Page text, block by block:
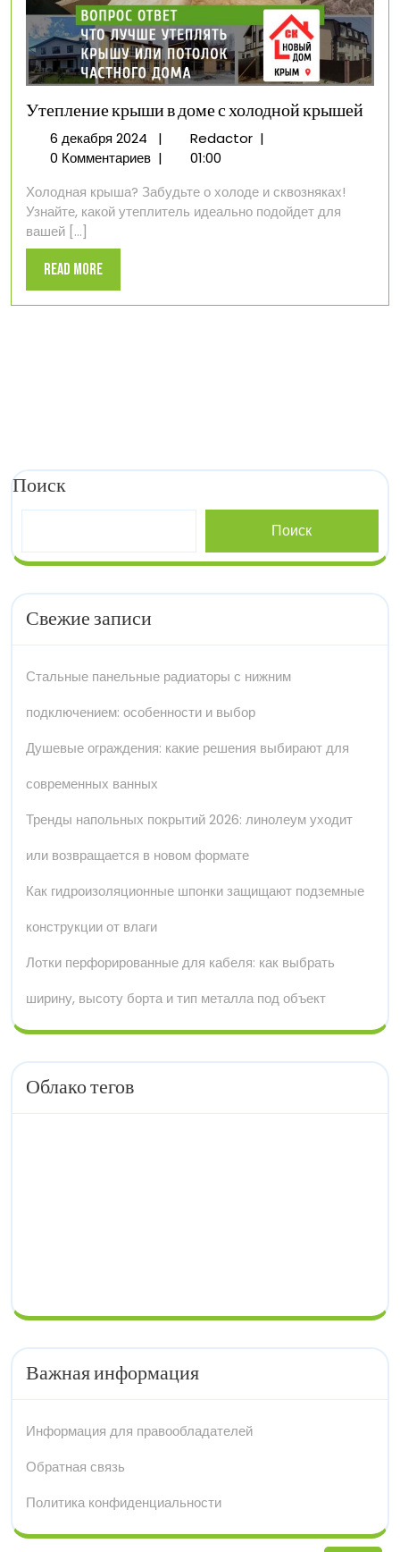
Утепление крыши в доме с холодной крышей
6 декабря 20246
декабря
| RedactorУтепление
доме
с
|
0 Комментариев |
01:00
Холодная крыша? Забудьте о холоде и сквозняках!
Узнайте, какой утеплитель идеально подойдет для
вашей [...]
Read MoreRead
More
Поиск
Поиск
Свежие записи
Стальные панельные радиаторы с нижним
подключением: особенности и выбор
Душевые ограждения: какие решения выбирают для
современных ванных
Тренды напольных покрытий 2026: линолеум уходит
или возвращается в новом формате
Как гидроизоляционные шпонки защищают подземные
конструкции от влаги
Лотки перфорированные для кабеля: как выбрать
ширину, высоту борта и тип металла под объект
Облако тегов
Важная информация
Информация для правообладателей
Обратная связь
Политика конфиденциальности